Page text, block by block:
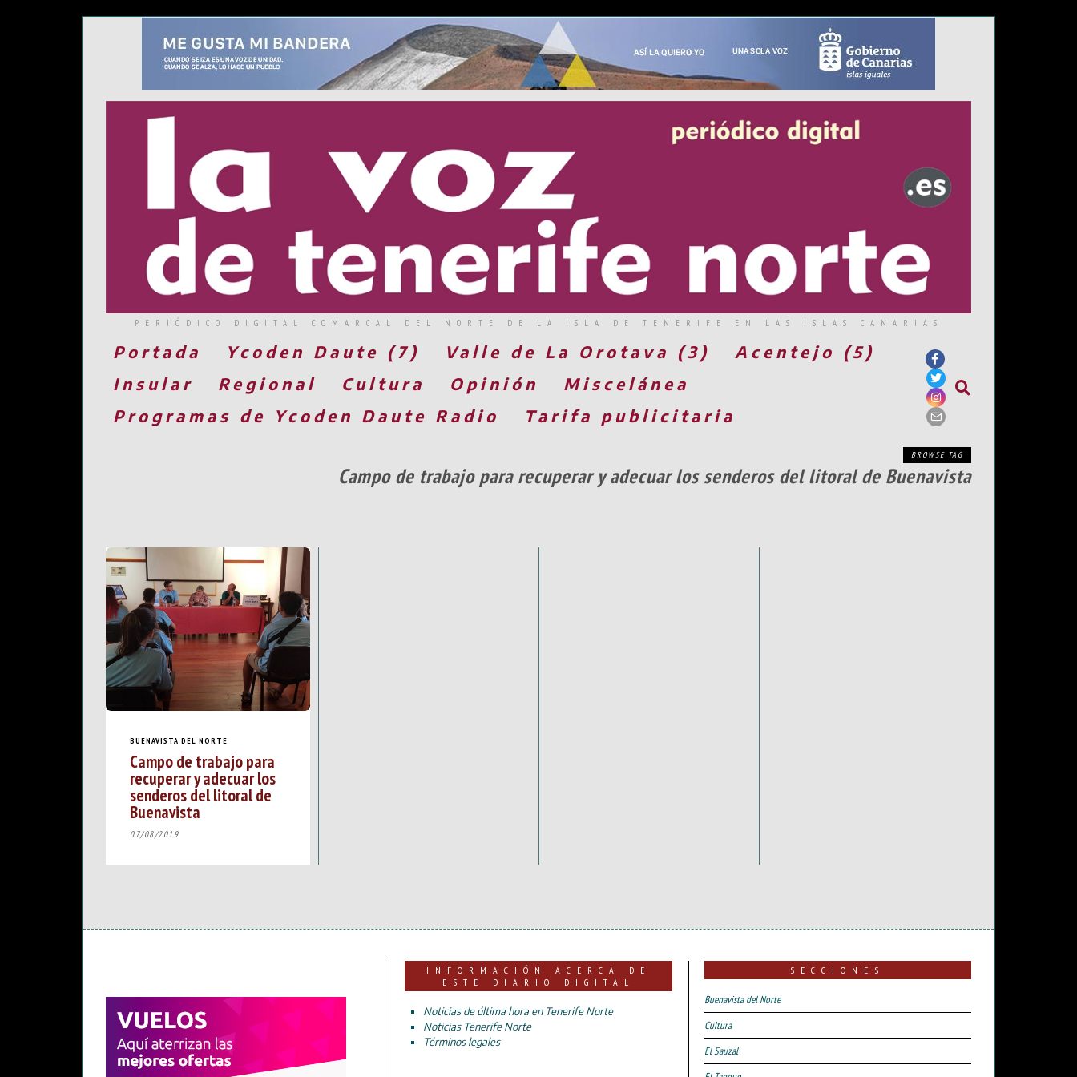
PERIÓDICO DIGITAL COMARCAL DEL NORTE DE LA ISLA DE TENERIFE EN LAS ISLAS CANARIAS
Portada Ycoden Daute (7) Valle de La Orotava (3)
Acentejo (5)
Insular
Regional Cultura Opinión
Miscelánea
Programas de Ycoden Daute Radio
Tarifa publicitaria
BROWSE TAG
Campo de trabajo para recuperar y adecuar los senderos del litoral de Buenavista
BUENAVISTA DEL NORTE
Campo de trabajo para
recuperar y adecuar los
senderos del litoral de
Buenavista
07/08/2019
INFORMACIÓN ACERCA DE
ESTE DIARIO DIGITAL
Noticias de última hora en Tenerife Norte
Noticias Tenerife Norte
Términos legales
SECCIONES
Buenavista del Norte
Cultura
El Sauzal